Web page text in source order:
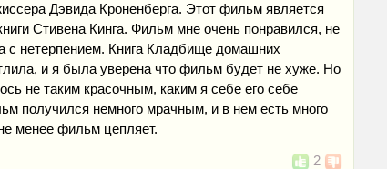
Дэвида Кроненберга. Этот фильм является
Стивена Кинга. Фильм мне очень понравился, не
с нетерпением. Книга Кладбище домашних
и я была уверена что фильм будет не хуже. Но
не таким красочным, каким я себе его себе
получился немного мрачным, и в нем есть много
менее фильм цепляет.
2